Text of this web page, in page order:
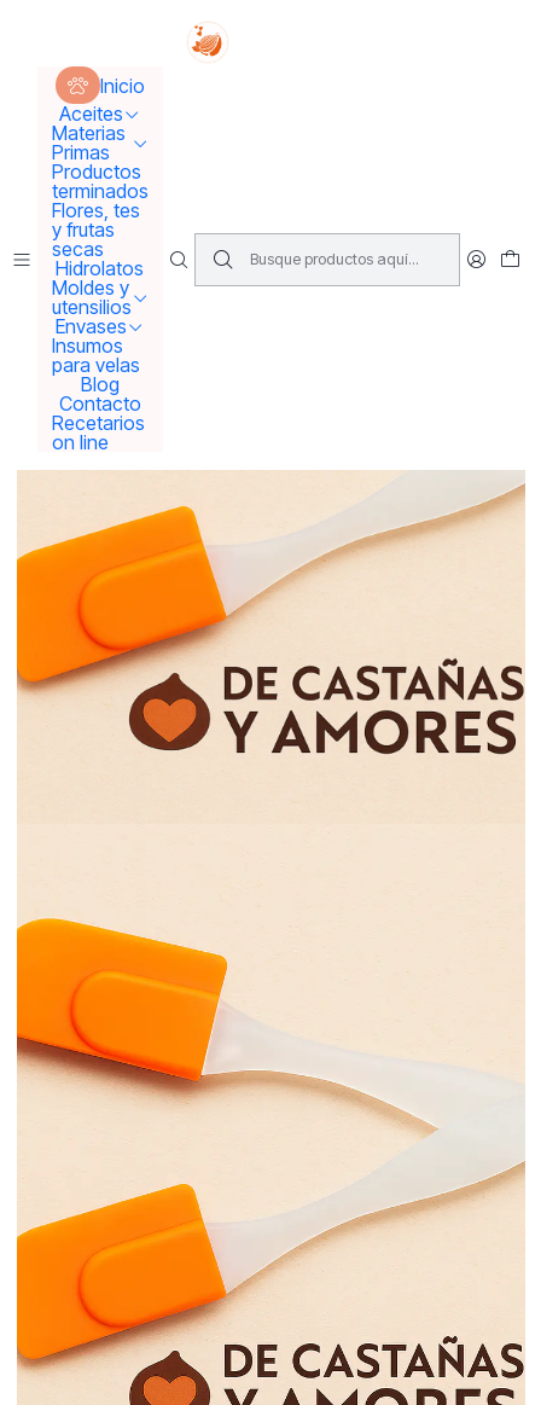
Inicio
Aceites
Materias
Primas
Productos
terminados
Flores, tes
y frutas
secas
Hidrolatos
Moldes y
utensilios
Envases
Insumos
para velas
Blog
Contacto
Recetarios
on line
Tus sueños se concretan aquí !!!
Inicio